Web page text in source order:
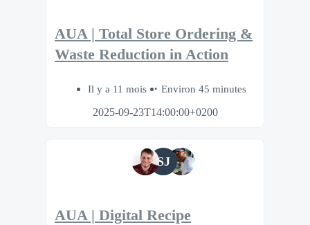
AUA | Total Store Ordering &
Waste Reduction in Action
Il y a 11 mois
Environ 45 minutes
2025-09-23T14:00:00+0200
SJ
AUA | Digital Recipe